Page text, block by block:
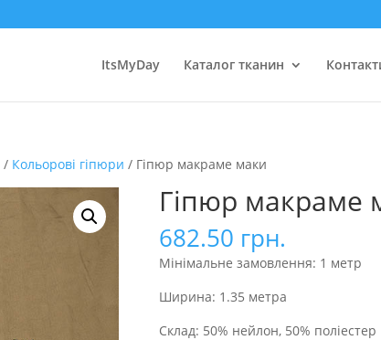
ItsMyDay Каталог тканин
/ Кольорові гіпюри / Гіпюр макраме маки
Гіпюр макраме
682.50 грн.
Мінімальне замовлення: 1 метр
Ширина: 1.35 метра
Склад: 50% нейлон, 50% поліестер